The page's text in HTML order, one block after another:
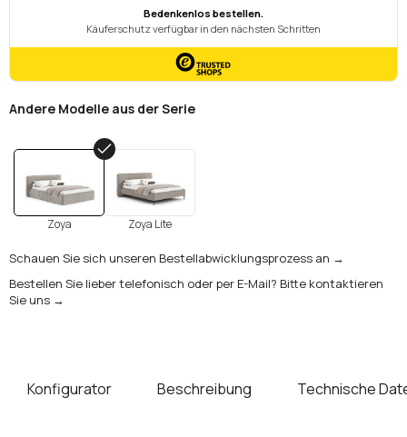
Andere Modelle aus der Serie
Zoya Zoya Lite
Schauen Sie sich unseren Bestellabwicklungsprozess an →
Bestellen Sie lieber telefonisch oder per E-Mail? Bitte kontaktieren
Sie uns →
Konfigurator Beschreibung Technische